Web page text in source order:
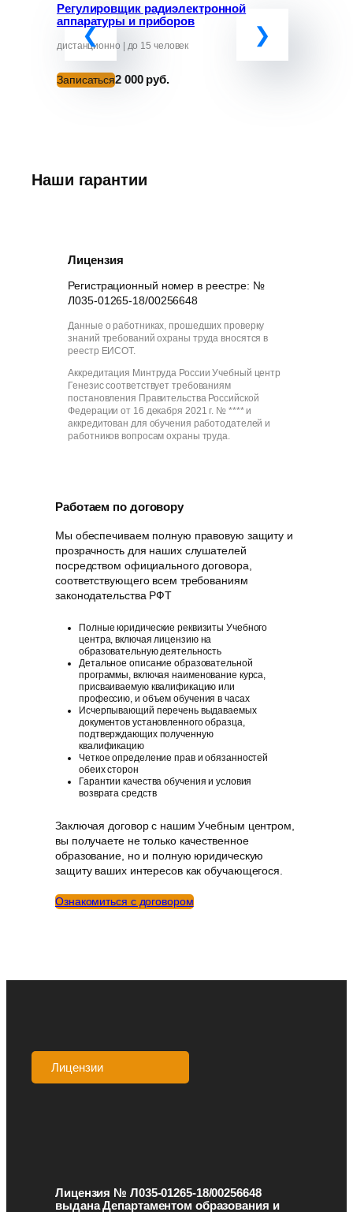
Регулировщик радиэлектронной
аппаратуры и приборов
дистанционно | до 15 человек
Записаться2 000 руб.
Наши гарантии
Лицензия
Регистрационный номер в реестре: №
Л035-01265-18/00256648
Данные о работниках, прошедших проверку
знаний требований охраны труда вносятся в
реестр ЕИСОТ.
Аккредитация Минтруда России Учебный центр
Генезис соответствует требованиям
постановления Правительства Российской
Федерации от 16 декабря 2021 г. № **** и
аккредитован для обучения работодателей и
работников вопросам охраны труда.
Работаем по договору
Мы обеспечиваем полную правовую защиту и
прозрачность для наших слушателей
посредством официального договора,
соответствующего всем требованиям
законодательства РФT
Полные юридические реквизиты Учебного
центра, включая лицензию на
образовательную деятельность
Детальное описание образовательной
программы, включая наименование курса,
присваиваемую квалификацию или
профессию, и объем обучения в часах
Исчерпывающий перечень выдаваемых
документов установленного образца,
подтверждающих полученную
квалификацию
Четкое определение прав и обязанностей
обеих сторон
Гарантии качества обучения и условия
возврата средств
Заключая договор с нашим Учебным центром,
вы получаете не только качественное
образование, но и полную юридическую
защиту ваших интересов как обучающегося.
Ознакомиться с договором
Лицензии
Лицензия № Л035-01265-18/00256648
выдана Департаментом образования и